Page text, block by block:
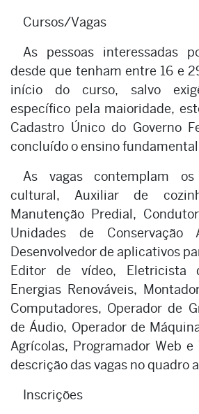
Cursos/Vagas
As pessoas interessadas
desde que tenham entre 16 e
início do curso, salvo
específico pela maioridade,
Cadastro Único do Governo
concluído o ensino fundamental.
As vagas contemplam
cultural, Auxiliar de
Manutenção Predial,
Unidades de Conservação
Desenvolvedor de aplicativos
Editor de vídeo, Eletricista
Energias Renováveis,
Computadores, Operador de
de Áudio, Operador de
Agrícolas, Programador Web e
descrição das vagas no quadro
Inscrições